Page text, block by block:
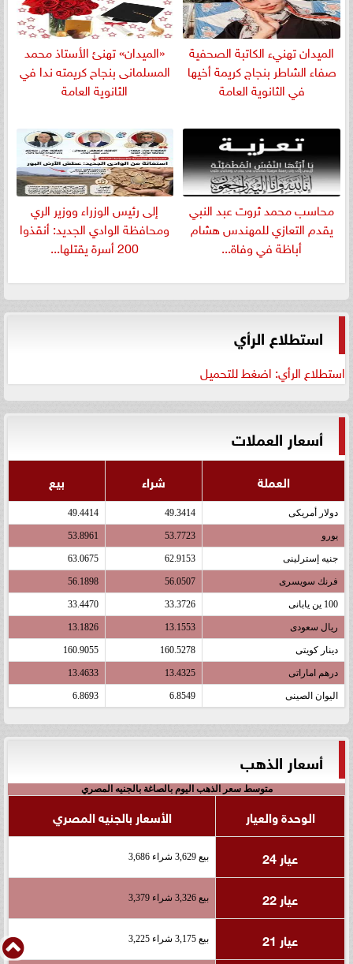
الميدان تهنيء الكاتبة الصحفية
صفاء الشاطر بنجاج كريمة أخيها
في الثانوية العامة
«الميدان» تهنئ الأستاذ محمد
المسلمانى بنجاح كريمته ندا في
الثانوية العامة
​محاسب محمد ثروت عبد النبي
يقدم التعازي للمهندس هشام
أباظة في وفاة...
إلى رئيس الوزراء ووزير الري
ومحافظة الوادي الجديد: أنقذوا
200 أسرة يقتلها...
استطلاع الرأي
استطلاع الرأي: اضغط للتحميل
أسعار العملات
العملة شراء بيع
دولار أمريكى 49.3414
49.4414
يورو 53.7723
53.8961
جنيه إسترلينى 62.9153
63.0675
فرنك سويسرى 56.0507
56.1898
100 ين يابانى 33.3726
33.4470
ريال سعودى 13.1553
13.1826
دينار كويتى 160.5278
160.9055
درهم اماراتى 13.4325
13.4633
اليوان الصينى 6.8549
6.8693
أسعار الذهب
متوسط سعر الذهب اليوم بالصاغة بالجنيه المصري
الوحدة والعيار
الأسعار بالجنيه المصري
عيار 24
بيع 3,629 شراء 3,686
عيار 22 بيع 3,326 شراء 3,379
عيار 21 بيع 3,175 شراء 3,225